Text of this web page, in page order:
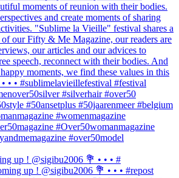
up ! @sigibu2006 💐 • • • #